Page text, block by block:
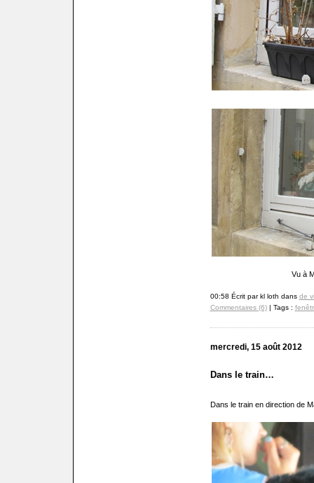
Vu à
00:58 Écrit par kl loth dans de
Commentaires (6)| Tags :
mercredi, 15 août 2012
Dans le train…
Dans le train en direction de